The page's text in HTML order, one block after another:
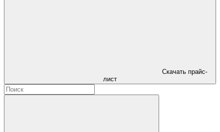
Скачать прайс-
лист